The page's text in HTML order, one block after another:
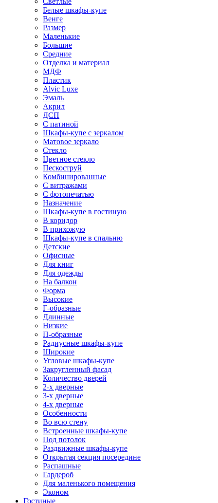
Белые шкафы-купе
Венге
Размер
Маленькие
Большие
Средние
Отделка и материал
МДФ
Пластик
Alvic Luxe
Эмаль
Акрил
ДСП
С патиной
Шкафы-купе с зеркалом
Матовое зеркало
Стекло
Цветное стекло
Пескоструй
Комбинированные
С витражами
С фотопечатью
Назначение
Шкафы-купе в гостиную
В коридор
В прихожую
Шкафы-купе в спальню
Детские
Офисные
Для книг
Для одежды
На балкон
Форма
Высокие
Г-образные
Длинные
Низкие
П-образные
Радиусные шкафы-купе
Широкие
Угловые шкафы-купе
Закругленный фасад
Количество дверей
2-х дверные
3-х дверные
4-х дверные
Особенности
Во всю стену
Встроенные шкафы-купе
Под потолок
Раздвижные шкафы-купе
Открытая секция посередине
Распашные
Гардероб
Для маленького помещения
Эконом
Гостиные